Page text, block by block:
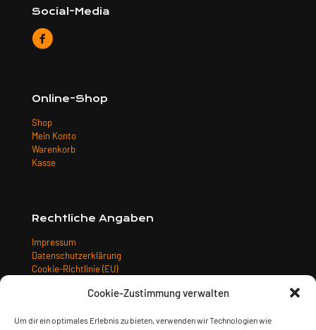
Cookie-Zustimmung verwalten
Um dir ein optimales Erlebnis zu bieten, verwenden wir Technologien wie
Social-Media
Online-Shop
Shop
Mein Konto
Warenkorb
Kasse
Rechtliche Angaben
Impressum
Datenschutzerklärung
Cookie-Richtlinie (EU)
Widerrufsbelehrung
Zahlungsarten